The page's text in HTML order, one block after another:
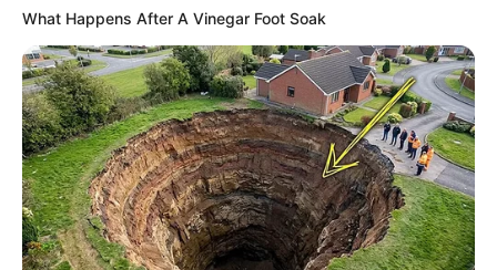
What Happens After A Vinegar Foot Soak